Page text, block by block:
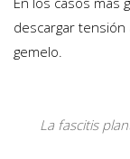
descargar tensión
gemelo.
La fascitis